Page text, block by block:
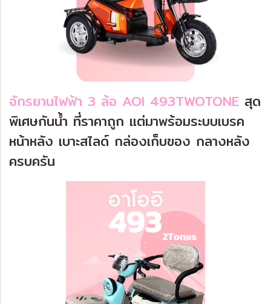
จักรยานไฟฟ้า 3 ล้อ AOI 493TWOTONE สุด
พิเศษกันน้ำ ที่ราคาถูก แต่มาพร้อมระบบเบรค
หน้าหลัง เบาะสไลด์ กล่องเก็บของ กลางหลัง
ครบครัน